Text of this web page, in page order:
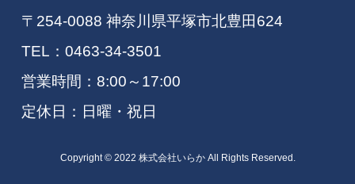
〒254-0088 神奈川県平塚市北豊田624
TEL： 0463-34-3501
営業時間：8:00～17:00
定休日：日曜・祝日
Copyright © 2022 株式会社いらか All Rights Reserved.